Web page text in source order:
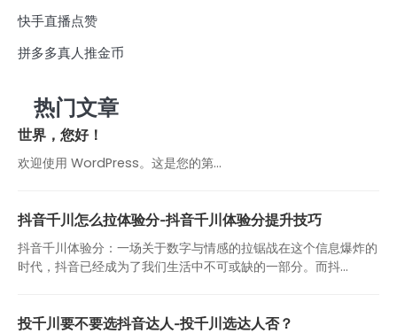
快手直播点赞
拼多多真人推金币
热门文章
世界，您好！
欢迎使用 WordPress。这是您的第…
抖音千川怎么拉体验分-抖音千川体验分提升技巧
抖音千川体验分：一场关于数字与情感的拉锯战在这个信息爆炸的
时代，抖音已经成为了我们生活中不可或缺的一部分。而抖...
投千川要不要选抖音达人-投千川选达人否？